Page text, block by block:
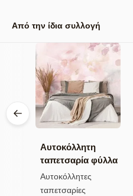
Από την ίδια συλλογή
Αυτοκόλλητη
ταπετσαρία φύλλα
με παστέλ
απόχρωση
Αυτοκόλλητες
ταπετσαρίες